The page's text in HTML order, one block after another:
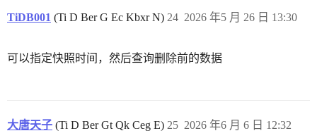
TiDB001 (Ti D Ber G Ec Kbxr N) 2026 年5 月 26 日 13:30
24
可以指定快照时间，然后查询删除前的数据
大唐天子 (Ti D Ber Gt Qk Ceg E) 2026 年6 月 6 日 12:32
25